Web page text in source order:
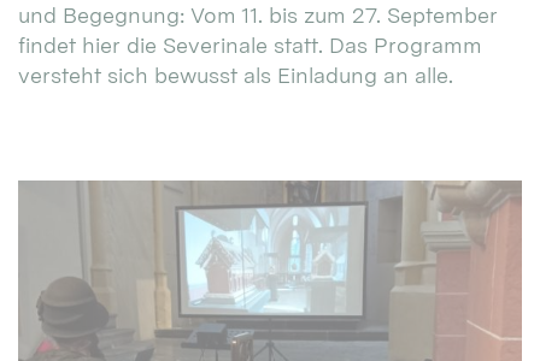
und Begegnung: Vom 11. bis zum 27. September
findet hier die Severinale statt. Das Programm
versteht sich bewusst als Einladung an alle.